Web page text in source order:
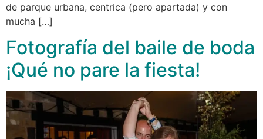
de parque urbana, centrica (pero apartada) y con
mucha […]
Fotografía del baile de boda
¡Qué no pare la fiesta!